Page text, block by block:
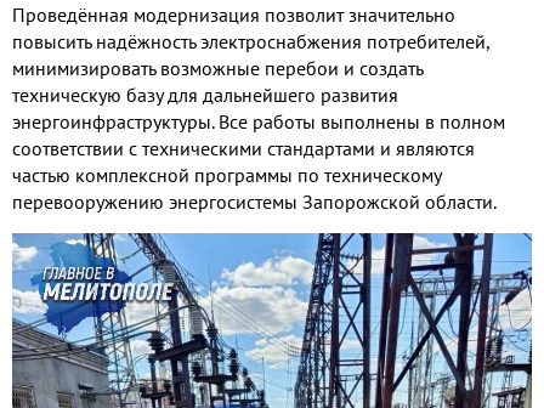
Проведённая модернизация позволит значительно
повысить надёжность электроснабжения потребителей,
минимизировать возможные перебои и создать
техническую базу для дальнейшего развития
энергоинфраструктуры. Все работы выполнены в полном
соответствии с техническими стандартами и являются
частью комплексной программы по техническому
перевооружению энергосистемы Запорожской области.